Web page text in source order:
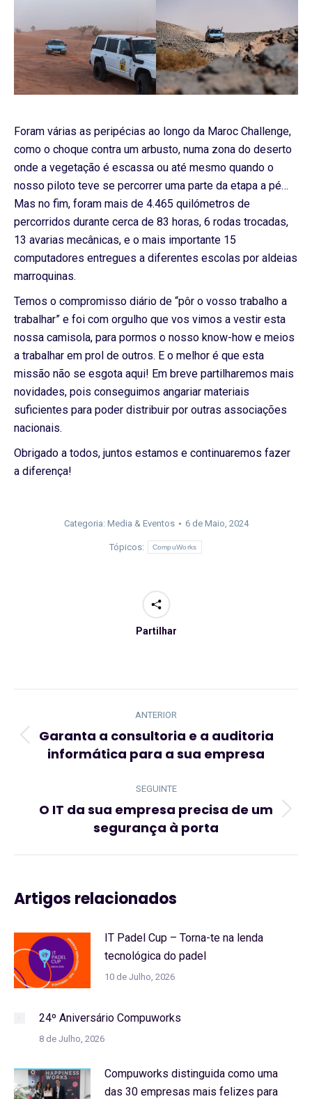
Foram várias as peripécias ao longo da Maroc Challenge,
como o choque contra um arbusto, numa zona do deserto
onde a vegetação é escassa ou até mesmo quando o
nosso piloto teve se percorrer uma parte da etapa a pé…
Mas no fim, foram mais de 4.465 quilómetros de
percorridos durante cerca de 83 horas, 6 rodas trocadas,
13 avarias mecânicas, e o mais importante 15
computadores entregues a diferentes escolas por aldeias
marroquinas.
Temos o compromisso diário de “pôr o vosso trabalho a
trabalhar” e foi com orgulho que vos vimos a vestir esta
nossa camisola, para pormos o nosso know-how e meios
a trabalhar em prol de outros. E o melhor é que esta
missão não se esgota aqui! Em breve partilharemos mais
novidades, pois conseguimos angariar materiais
suficientes para poder distribuir por outras associações
nacionais.
Obrigado a todos, juntos estamos e continuaremos fazer
a diferença!
Categoria: Media & Eventos 6 de Maio, 2024
Tópicos: CompuWorks
Partilhar
Navegação
post:
ANTERIOR
Artigo
anterior:
Garanta a consultoria e a auditoria
informática para a sua empresa
SEGUINTE
Artigo
seguinte:
O IT da sua empresa precisa de um
segurança à porta
Artigos relacionados
IT Padel Cup – Torna-te na lenda
tecnológica do padel
10 de Julho, 2026
24º Aniversário Compuworks
8 de Julho, 2026
Compuworks distinguida como uma
das 30 empresas mais felizes para